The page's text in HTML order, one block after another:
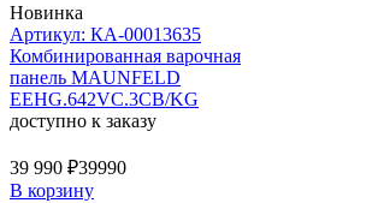
Новинка
Артикул: КА-00013635
Комбинированная варочная
панель MAUNFELD
EEHG.642VC.3CB/KG
доступно к заказу
39 990 ₽39990
В корзину